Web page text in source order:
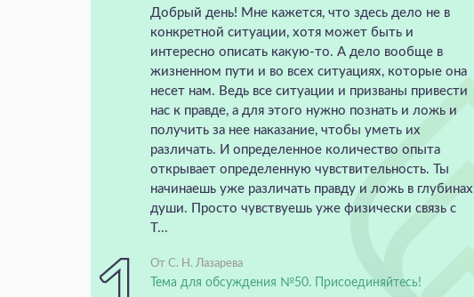
Добрый день! Мне кажется, что здесь дело не в
конкретной ситуации, хотя может быть и
интересно описать какую-то. А дело вообще в
жизненном пути и во всех ситуациях, которые она
несет нам. Ведь все ситуации и призваны привести
нас к правде, а для этого нужно познать и ложь и
получить за нее наказание, чтобы уметь их
различать. И определенное количество опыта
открывает определенную чувствительность. Ты
начинаешь уже различать правду и ложь в глубинах
души. Просто чувствуешь уже физически связь с
Т...
От С. Н. Лазарева
Тема для обсуждения №50. Присоединяйтесь!